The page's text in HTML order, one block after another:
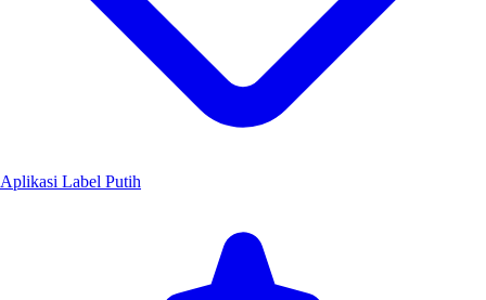
Aplikasi Label Putih